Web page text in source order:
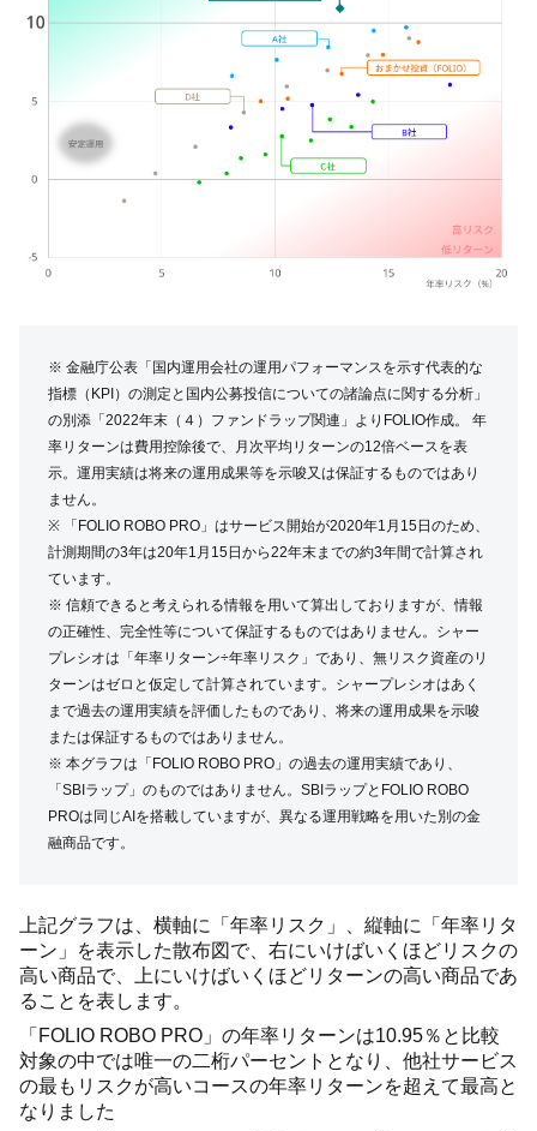
※ 金融庁公表 「国内運用会社の運用パフォーマンスを示す代表的な
指標（KPI）の測定と国内公募投信についての諸論点に関する分析」
の別添「2022年末（４）ファンドラップ関連」よりFOLIO作成。 年
率リターンは費用控除後で、月次平均リターンの12倍ベースを表
示。運用実績は将来の運用成果等を示唆又は保証するものではあり
ません。
※ 「FOLIO ROBO PRO」はサービス開始が2020年1月15日のため、
計測期間の3年は20年1月15日から22年末までの約3年間で計算され
ています。
※ 信頼できると考えられる情報を用いて算出しておりますが、情報
の正確性、完全性等について保証するものではありません。シャー
プレシオは「年率リターン÷年率リスク」であり、無リスク資産のリ
ターンはゼロと仮定して計算されています。シャープレシオはあく
まで過去の運用実績を評価したものであり、将来の運用成果を示唆
または保証するものではありません。
※ 本グラフは「FOLIO ROBO PRO」の過去の運用実績であり、
「SBIラップ」のものではありません。SBIラップとFOLIO ROBO
PROは同じAIを搭載していますが、異なる運用戦略を用いた別の金
融商品です。
上記グラフは、横軸に「年率リスク」、縦軸に「年率リタ
ーン」を表示した散布図で、右にいけばいくほどリスクの
高い商品で、上にいけばいくほどリターンの高い商品であ
ることを表します。
「FOLIO ROBO PRO」の年率リターンは10.95％と比較
対象の中では唯一の二桁パーセントとなり、他社サービス
の最もリスクが高いコースの年率リターンを超えて最高と
なりました